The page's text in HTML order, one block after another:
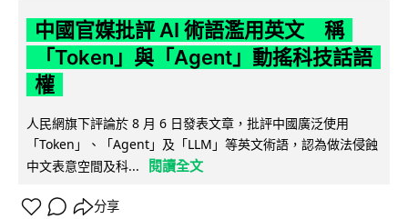
中國官媒批評 AI 術語濫用英文 稱
「Token」與「Agent」動搖科技話語
權
人民網旗下評論於 8 月 6 日發表文章，批評中國廣泛使用
「Token」、「Agent」及「LLM」等英文術語，認為做法侵蝕
中文表意空間及科...
閱讀全文
分享